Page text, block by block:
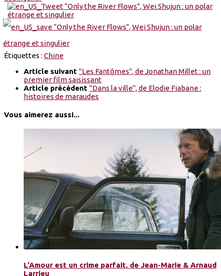
Étiquettes : Chine
Article suivant "Les Fantômes", de Jonathan Millet : un
premier film saisissant
Article précédent "Dans la ville", de Elodie Fiabane :
histoires de maraudes
Vous aimerez aussi...
L’Amour est un crime parfait, de Jean-Marie & Arnaud
Larrieu